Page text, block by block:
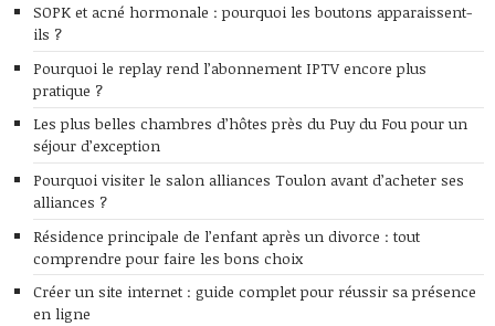
SOPK et acné hormonale : pourquoi les boutons apparaissent-
ils ?
Pourquoi le replay rend l’abonnement IPTV encore plus
pratique ?
Les plus belles chambres d’hôtes près du Puy du Fou pour un
séjour d’exception
Pourquoi visiter le salon alliances Toulon avant d’acheter ses
alliances ?
Résidence principale de l’enfant après un divorce : tout
comprendre pour faire les bons choix
Créer un site internet : guide complet pour réussir sa présence
en ligne